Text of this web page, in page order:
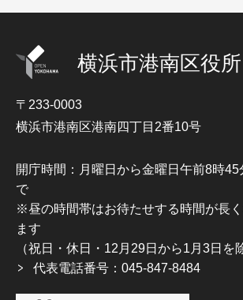
横浜市港南区役所
〒233-0003
横浜市港南区港南四丁目2番10号
開庁時間：月曜日から金曜日午前8時45
で
※昼の時間帯はお待たせする時間が長
ます
（祝日・休日・12月29日から1月3日を
代表電話番号：045-847-8484